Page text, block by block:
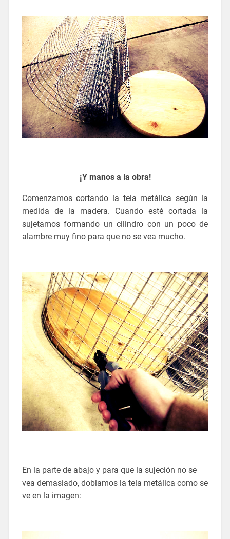
¡Y manos a la obra!
Comenzamos cortando la tela metálica según la
medida de la madera. Cuando esté cortada la
sujetamos formando un cilindro con un poco de
alambre muy fino para que no se vea mucho.
En la parte de abajo y para que la sujeción no se
vea demasiado, doblamos la tela metálica como se
ve en la imagen: